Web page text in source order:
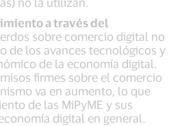
a través del
sobre comercio digital no
de los avances tecnológicos y
de la economía digital.
firmes sobre el comercio
va en aumento, lo que
de las MiPyME y sus
digital en general.